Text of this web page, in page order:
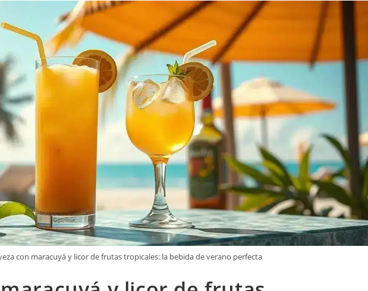
con maracuyá y licor de frutas tropicales: la bebida de verano perfecta